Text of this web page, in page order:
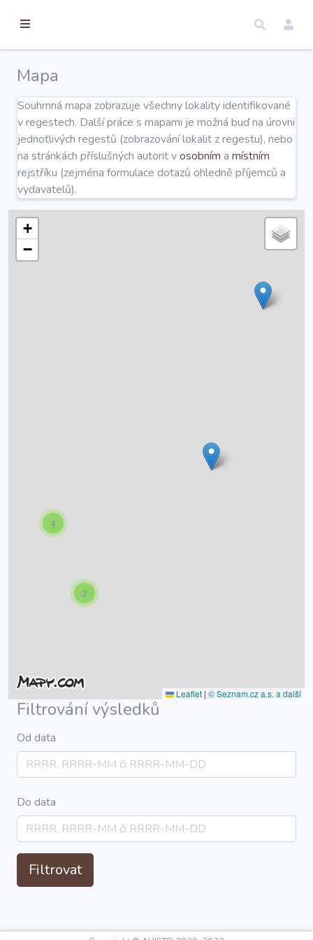
Úvod
Edice
Regesty
Hledat
Mapa
Souhrnná mapa zobrazuje všechny lokality identifikované
v regestech. Další práce s mapami je možná buď na úrovni
jednotlivých regestů (zobrazování lokalit z regestu), nebo
na stránkách příslušných autorit vosobním a místním
rejstříku (zejména formulace dotazů ohledně příjemců a
vydavatelů).
2
4
+
−
Leaflet | © Seznam.cz a.s. a další
Filtrování výsledků
Od data
Do data
Filtrovat